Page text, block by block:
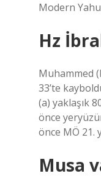
Modern
Hz
Muhammed
33’te
(a) yaklaşık
önce
önce MÖ 21.
Musa